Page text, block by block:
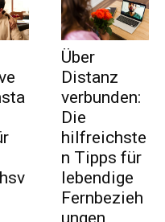
Über
Distanz
verbunden:
Die
hilfreichste
n Tipps für
lebendige
Fernbezieh
ungen